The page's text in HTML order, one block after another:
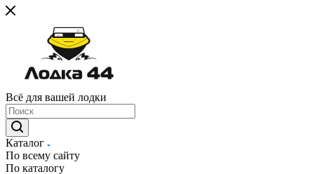
Всё для вашей лодки
Каталог
По всему сайту
По каталогу